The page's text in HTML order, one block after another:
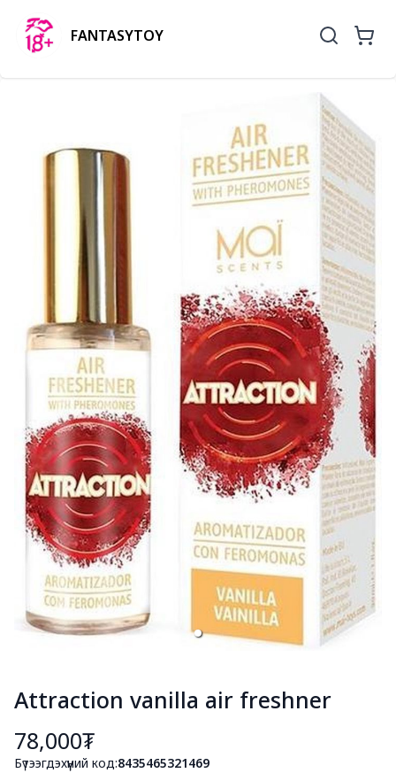
FANTASYTOY
Attraction vanilla air freshner
78,000₮
Бүтээгдэхүүний код:8435465321469